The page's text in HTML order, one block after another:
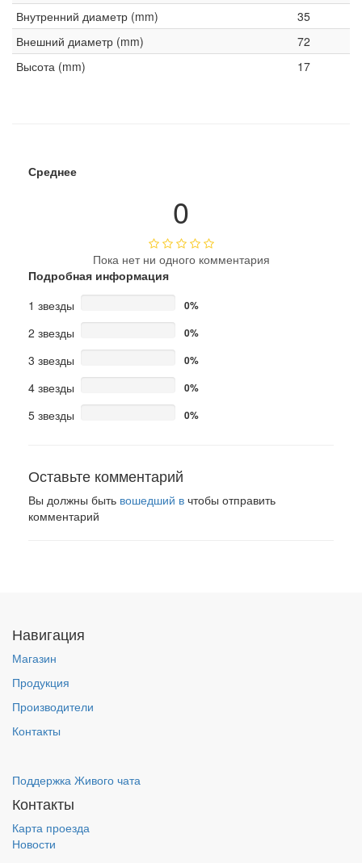
Внутренний диаметр (mm)
35
Внешний диаметр (mm)
72
Высота (mm)
17
Среднее
0
Пока нет ни одного комментария
Подробная информация
1 звезды
0%
2 звезды 0%
3 звезды 0%
4 звезды 0%
5 звезды 0%
Оставьте комментарий
Вы должны быть вошедший в чтобы отправить
комментарий
Навигация
Магазин
Продукция
Производители
Контакты
Поддержка Живого чата
Контакты
Карта проезда
Новости